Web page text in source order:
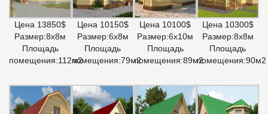
Цена 13850$
Размер:8х8м
Площадь
помещения:112м2
Цена 10150$
Размер:6х8м
Площадь
помещения:79м2
Цена 10100$
Размер:6х10м
Площадь
помещения:89м2
Цена 10300$
Размер:8х8м
Площадь
помещения:90м2